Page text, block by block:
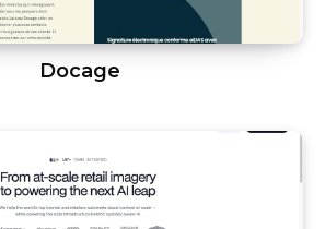
Docage